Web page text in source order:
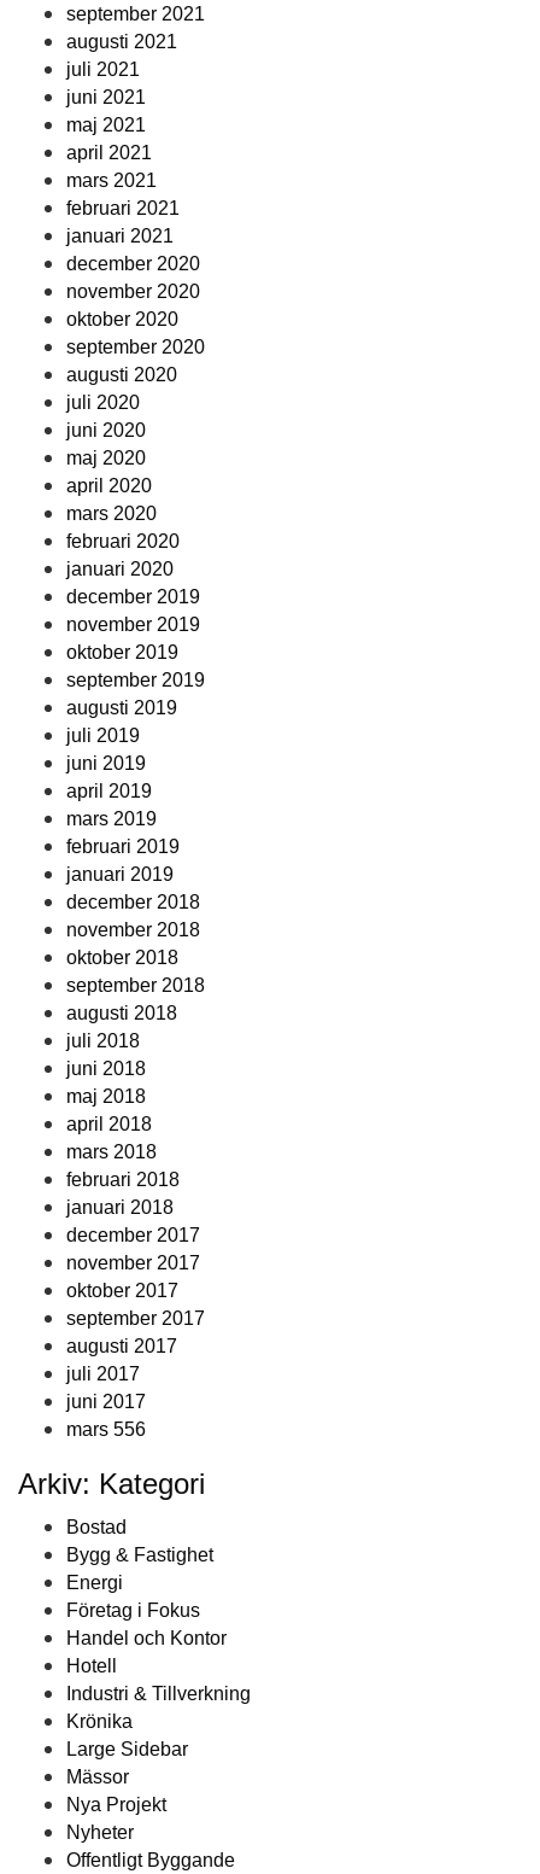
september 2021
augusti 2021
juli 2021
juni 2021
maj 2021
april 2021
mars 2021
februari 2021
januari 2021
december 2020
november 2020
oktober 2020
september 2020
augusti 2020
juli 2020
juni 2020
maj 2020
april 2020
mars 2020
februari 2020
januari 2020
december 2019
november 2019
oktober 2019
september 2019
augusti 2019
juli 2019
juni 2019
april 2019
mars 2019
februari 2019
januari 2019
december 2018
november 2018
oktober 2018
september 2018
augusti 2018
juli 2018
juni 2018
maj 2018
april 2018
mars 2018
februari 2018
januari 2018
december 2017
november 2017
oktober 2017
september 2017
augusti 2017
juli 2017
juni 2017
mars 556
Arkiv: Kategori
Bostad
Bygg & Fastighet
Energi
Företag i Fokus
Handel och Kontor
Hotell
Industri & Tillverkning
Krönika
Large Sidebar
Mässor
Nya Projekt
Nyheter
Offentligt Byggande